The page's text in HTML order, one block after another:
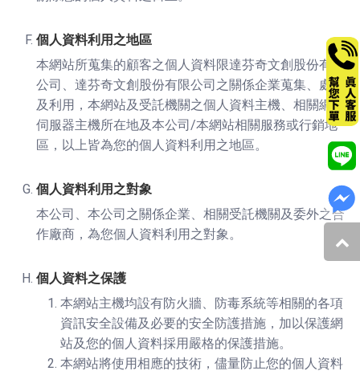
個人資料利用之地區
本網站所蒐集的顧客之個人資料限達芬奇文創股份有限
公司、達芬奇文創股份有限公司之關係企業蒐集、處理
及利用，本網站及受託機關之個人資料主機、相關網路
伺服器主機所在地及本公司/本網站相關服務或行銷地
區，以上皆為您的個人資料利用之地區。
個人資料利用之對象
本公司、本公司之關係企業、相關受託機關及委外之合
作廠商，為您個人資料利用之對象。
個人資料之保護
本網站主機均設有防火牆、防毒系統等相關的各項
資訊安全設備及必要的安全防護措施，加以保護網
站及您的個人資料採用嚴格的保護措施。
本網站將使用相應的技術，儘量防止您的個人資料